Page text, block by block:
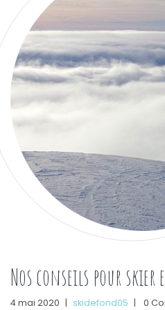
Nos conseils pour
4 mai 2020 | skidefond05 | 0